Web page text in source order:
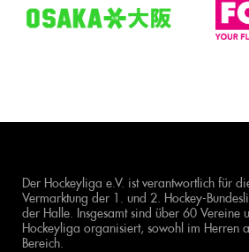
Der Hockeyliga e.V. ist verantwortlich für
Vermarktung der 1. und 2. Hockey-
der Halle. Insgesamt sind über 60 Vereine
Hockeyliga organisiert, sowohl im Herren
Bereich.